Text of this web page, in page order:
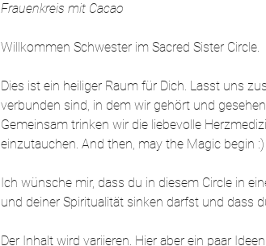
Frauenkreis mit Cacao
Willkommen Schwester im Sacred Sister Circle.
Dies ist ein heiliger Raum für Dich. Lasst uns
verbunden sind, in dem wir gehört und
Gemeinsam trinken wir die liebevolle
einzutauchen. And then, may the Magic begin :)
Ich wünsche mir, dass du in diesem Circle in
und deiner Spiritualität sinken darfst und dass
Der Inhalt wird variieren. Hier aber ein paar